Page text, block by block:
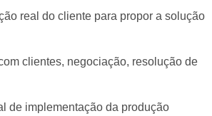
real do cliente para propor a solução
clientes, negociação, resolução de
de implementação da produção